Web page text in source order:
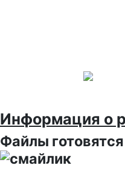
Информация о
Файлы готовятся